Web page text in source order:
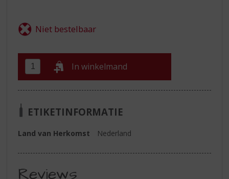
In winkelmand
ETIKETINFORMATIE
Land van Herkomst Nederland
Reviews